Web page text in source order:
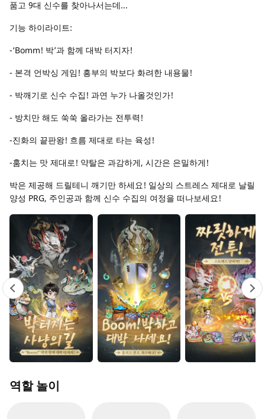
품고 9대 신수를 찾아나서는데...
기능 하이라이트:
-‘Bomm! 박’과 함께 대박 터지자!
- 본격 언박싱 게임! 흥부의 박보다 화려한 내용물!
- 박깨기로 신수 수집! 과연 누가 나올것인가!
- 방치만 해도 쑥쑥 올라가는 전투력!
-진화의 끝판왕! 흐름 제대로 타는 육성!
-훔치는 맛 제대로! 약탈은 과감하게, 시간은 은밀하게!
박은 제공해 드릴테니 깨기만 하세요! 일상의 스트레스 제대로 날릴
양성 PRG, 주인공과 함께 신수 수집의 여정을 떠나보세요!
역할 놀이